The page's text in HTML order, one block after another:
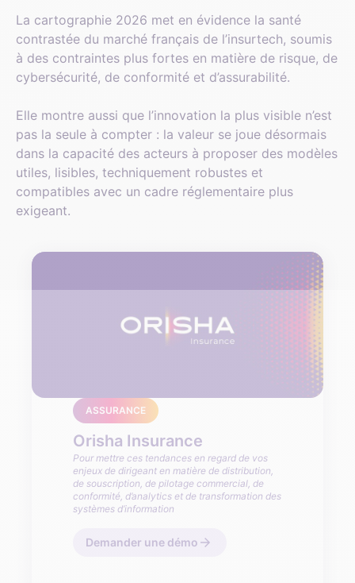
La cartographie 2026 met en évidence la santé
contrastée du marché français de l’insurtech, soumis
à des contraintes plus fortes en matière de risque, de
cybersécurité, de conformité et d’assurabilité.
Elle montre aussi que l’innovation la plus visible n’est
pas la seule à compter : la valeur se joue désormais
dans la capacité des acteurs à proposer des modèles
utiles, lisibles, techniquement robustes et
compatibles avec un cadre réglementaire plus
exigeant.
ASSURANCE
Orisha Insurance
Pour mettre ces tendances en regard de vos
enjeux de dirigeant en matière de distribution,
de souscription, de pilotage commercial, de
conformité, d’analytics et de transformation des
systèmes d’information
Demander une démo